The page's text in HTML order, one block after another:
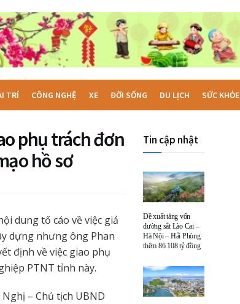
TRÍ CÔNG NGHỆ XE ĐỜI SỐNG DU LỊCH SỨC KHỎE
phụ trách đơn
hồ sơ
dung tố cáo về việc giả
dựng nhưng ông Phan
định về việc giao phụ
PTNT tỉnh này.
– Chủ tịch UBND
Tin cập nhật
Đề xuất tăng vốn
đường sắt Lào Cai –
Hà Nội – Hải Phòng
thêm 86.108 tỷ đồng